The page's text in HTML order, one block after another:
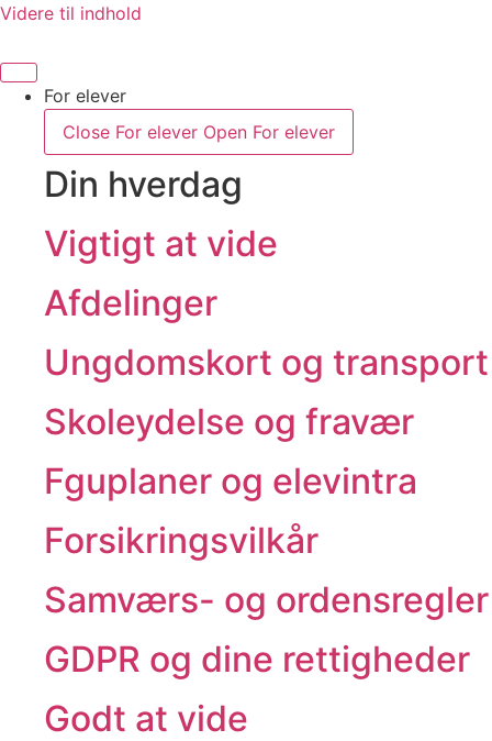
Videre til indhold
For elever
Close For elever Open For elever
Din hverdag
Vigtigt at vide
Afdelinger
Ungdomskort og transport
Skoleydelse og fravær
Fguplaner og elevintra
Forsikringsvilkår
Samværs- og ordensregler
GDPR og dine rettigheder
Godt at vide